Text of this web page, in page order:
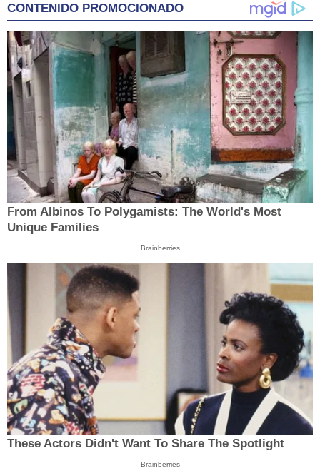
CONTENIDO PROMOCIONADO
From Albinos To Polygamists: The World's Most
Unique Families
Brainberries
These Actors Didn't Want To Share The Spotlight
Brainberries